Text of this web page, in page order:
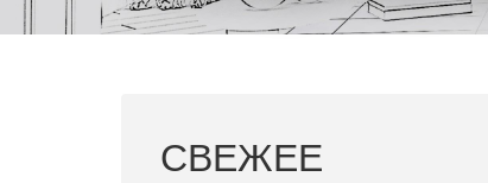
СВЕЖЕЕ